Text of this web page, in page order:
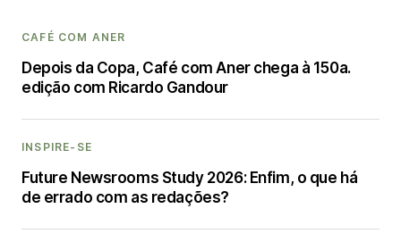
CAFÉ COM ANER
Depois da Copa, Café com Aner chega à 150a.
edição com Ricardo Gandour
INSPIRE-SE
Future Newsrooms Study 2026: Enfim, o que há
de errado com as redações?